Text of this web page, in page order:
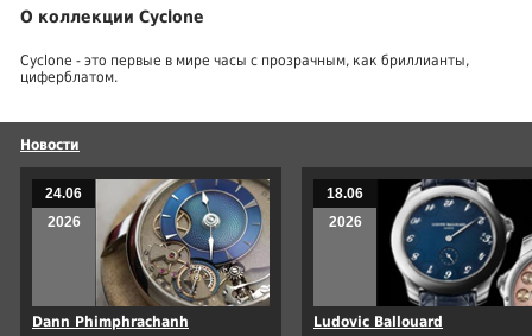
О коллекции Cyclone
Cyclone - это первые в мире часы с прозрачным, как бриллианты,
циферблатом.
Новости
24.06
2026
Dann Phimphrachanh
18.06
2026
Ludovic Ballouard